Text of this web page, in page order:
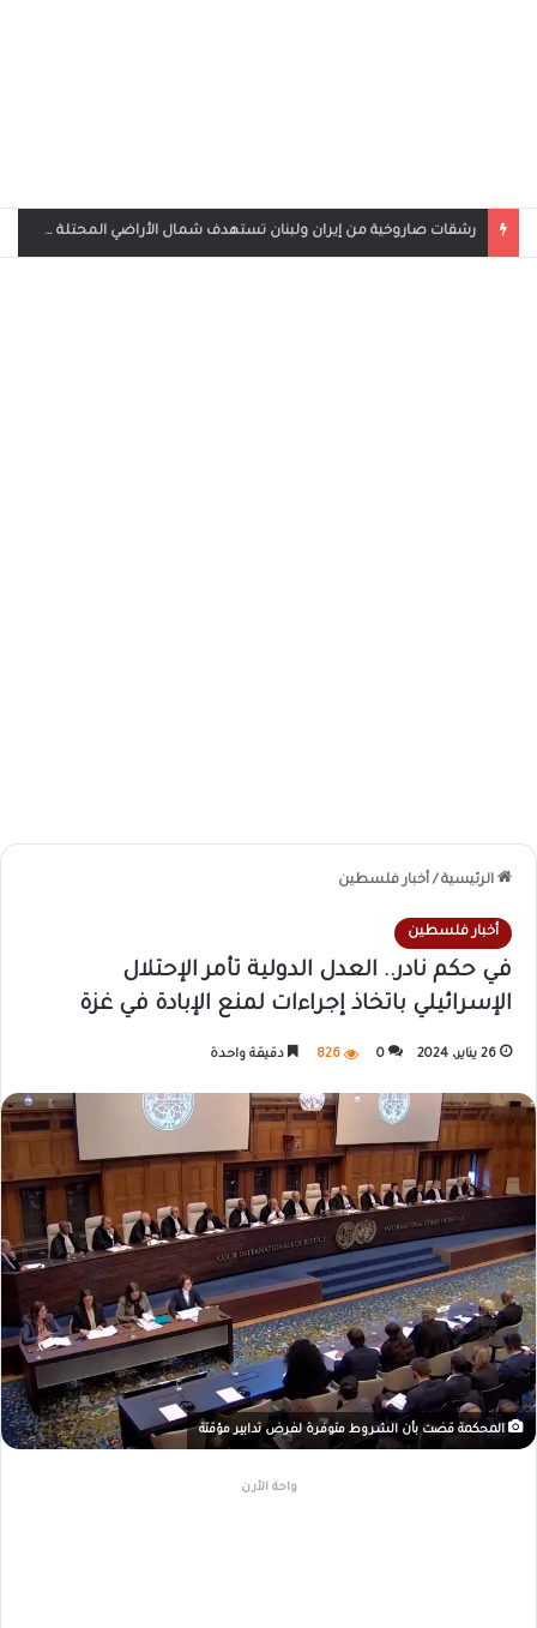
بث مباشر مباراة الأردن والإمارات في كأس العرب 2025
الرئيسية / أخبار فلسطين
أخبار فلسطين
في حكم نادر.. العدل الدولية تأمر الإحتلال
الإسرائيلي باتخاذ إجراءات لمنع الإبادة في غزة
26 يناير، 2024 0
826 دقيقة واحدة
المحكمة قضت بأن الشروط متوفرة لفرض تدابير مؤقتة
واحة الأرن